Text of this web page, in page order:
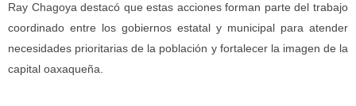
Ray Chagoya destacó que estas acciones forman parte del trabajo
coordinado entre los gobiernos estatal y municipal para atender
necesidades prioritarias de la población y fortalecer la imagen de la
capital oaxaqueña.